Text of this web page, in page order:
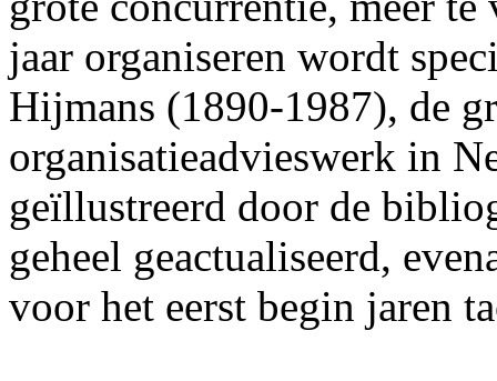
jaar organiseren wordt
Hijmans (1890-1987), de
organisatieadvieswerk in
geïllustreerd door de
geheel geactualiseerd,
voor het eerst begin jaren